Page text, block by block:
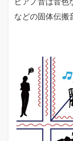
ピアノ音は音色
などの固体伝搬